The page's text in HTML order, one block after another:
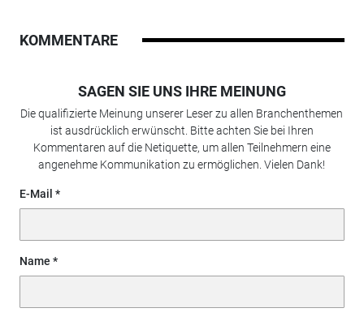
KOMMENTARE
SAGEN SIE UNS IHRE MEINUNG
Die qualifizierte Meinung unserer Leser zu allen Branchenthemen
ist ausdrücklich erwünscht. Bitte achten Sie bei Ihren
Kommentaren auf die Netiquette, um allen Teilnehmern eine
angenehme Kommunikation zu ermöglichen. Vielen Dank!
E-Mail
Name